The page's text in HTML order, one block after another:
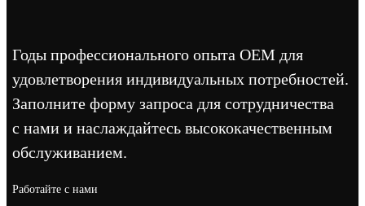
Годы профессионального опыта OEM для
удовлетворения индивидуальных потребностей.
Заполните форму запроса для сотрудничества
с нами и наслаждайтесь высококачественным
обслуживанием.
Работайте с нами